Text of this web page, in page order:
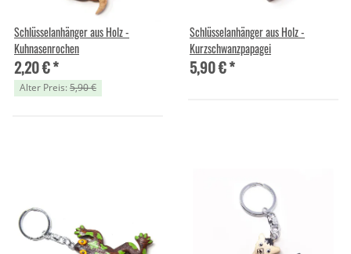
Schlüsselanhänger aus Holz -
Kuhnasenrochen
2,20 €*
Alter Preis: 5,90 €
Schlüsselanhänger aus Holz -
Kurzschwanzpapagei
5,90 €*